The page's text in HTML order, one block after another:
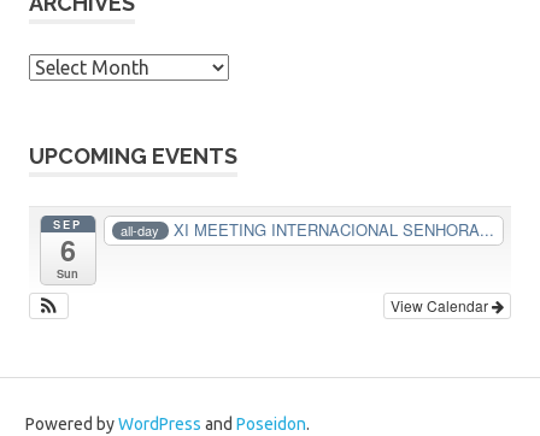
A
h
v
UPCOMING EVENTS
SEP
6
Sun
all-day XI MEETING INTERNACIONAL SENHORA...
View Calendar
Powered byWordPress and Poseidon.